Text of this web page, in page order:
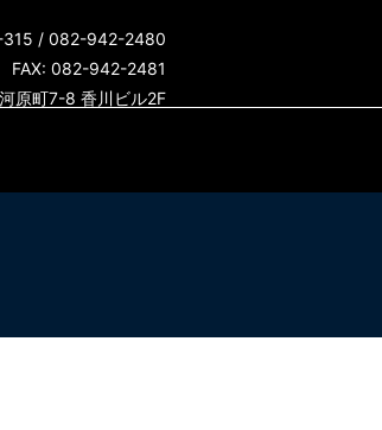
/ 082-942-2480
FAX: 082-942-2481
原町7-8 香川ビル2F